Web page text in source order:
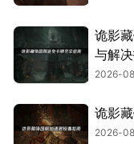
诡影
与解决
2026-
诡影
2026-